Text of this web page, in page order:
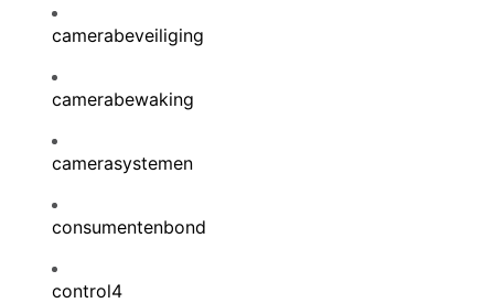
camerabeveiliging
camerabewaking
camerasystemen
consumentenbond
control4